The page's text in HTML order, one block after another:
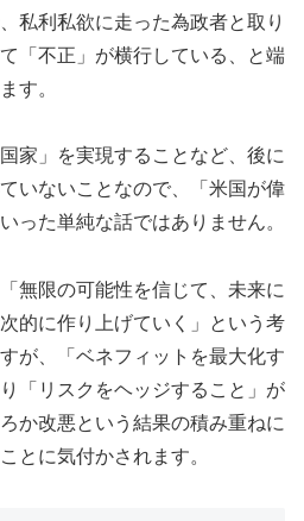
私利私欲に走った為政者と取り
「不正」が横行している、と端
す。
家」を実現することなど、後に
いないことなので、「米国が偉
った単純な話ではありません。
無限の可能性を信じて、未来に
的に作り上げていく」という考
が、「ベネフィットを最大化す
「リスクをヘッジすること」が
か改悪という結果の積み重ねに
とに気付かされます。